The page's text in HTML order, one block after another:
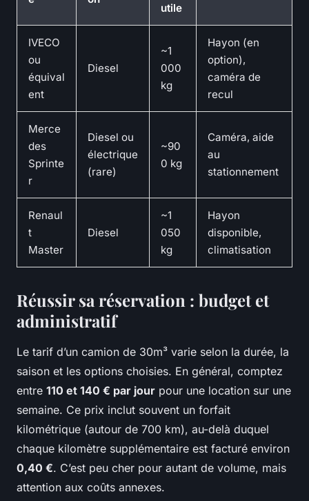
utile
IVECO
ou
équival
ent
Diesel
~1
000
kg
Hayon (en
option),
caméra de
recul
Merce
des
Sprinte
r
Diesel ou
électrique
(rare)
~90
0 kg
Caméra, aide
au
stationnement
Renaul
t
Master
Diesel
~1
050
kg
Hayon
disponible,
climatisation
Réussir sa réservation : budget et
administratif
Le tarif d’un camion de 30m³ varie selon la durée, la
saison et les options choisies. En général, comptez
entre 110 et 140 € par jour pour une location sur une
semaine. Ce prix inclut souvent un forfait
kilométrique (autour de 700 km), au-delà duquel
chaque kilomètre supplémentaire est facturé environ
0,40 €. C’est peu cher pour autant de volume, mais
attention aux coûts annexes.